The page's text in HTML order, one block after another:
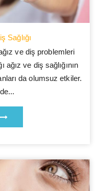
Sağlığı
ve diş problemleri
ağız ve diş sağlığının
da olumsuz etkiler.